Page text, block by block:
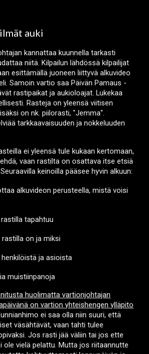
auki
kannattaa kuunnella tarkasti
niitä. Kilpailun lähdössä kilpailijat
esittämällä juoneen liittyvä alkuvideo
Samoin vartio saa Päivän Pamaus -
rastipaikat ja aukioloajat. Lukekaa
Rasteja on yleensä viitisen
on nk. piilorasti, "Jemma".
tarkkaavaisuuden ja nokkeluuden
ei yleensä tule kukaan kertomaan,
vaanrastilta on osattava itse etsiä
keinoilla pääsee hyvin alkuun:
alkuvideon perusteella, mistä voisi
tapahtuu
rastilla on ja miksi
ja asioista
muistiinpanoja
huolimatta vartionjohtajan
on vartion yhteishengen ylläpito
ei saa olla niin suuri, että
väsähtävät, vaan tahti tulee
Jos rasti jää väliin tai jos ette
ole vielä pelattu. Mutta jos riitaannutte